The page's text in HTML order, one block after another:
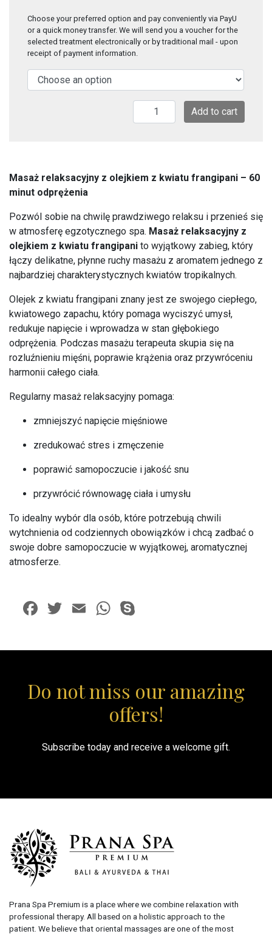
Choose your preferred option and pay conveniently via PayU
or a quick money transfer. We will send you a voucher for the
selected treatment electronically or by traditional mail - upon
receipt of payment information.
Relaxing
massage
quantity
Add to cart
Masaż relaksacyjny z olejkiem z kwiatu frangipani – 60
minut odprężenia
Pozwól sobie na chwilę prawdziwego relaksu i przenieś się
w atmosferę egzotycznego spa. Masaż relaksacyjny z
olejkiem z kwiatu frangipani to wyjątkowy zabieg, który
łączy delikatne, płynne ruchy masażu z aromatem jednego z
najbardziej charakterystycznych kwiatów tropikalnych.
Olejek z kwiatu frangipani znany jest ze swojego ciepłego,
kwiatowego zapachu, który pomaga wyciszyć umysł,
redukuje napięcie i wprowadza w stan głębokiego
odprężenia. Podczas masażu terapeuta skupia się na
rozluźnieniu mięśni, poprawie krążenia oraz przywróceniu
harmonii całego ciała.
Regularny masaż relaksacyjny pomaga:
zmniejszyć napięcie mięśniowe
zredukować stres i zmęczenie
poprawić samopoczucie i jakość snu
przywrócić równowagę ciała i umysłu
To idealny wybór dla osób, które potrzebują chwili
wytchnienia od codziennych obowiązków i chcą zadbać o
swoje dobre samopoczucie w wyjątkowej, aromatycznej
atmosferze.
Facebook
Twitter
EmailWhatsApp
Do not miss our amazing
offers!
Subscribe today and receive a welcome gift.
Prana Spa Premium is a place where we combine relaxation with
professional therapy. All based on a holistic approach to the
patient. We believe that oriental massages are one of the most